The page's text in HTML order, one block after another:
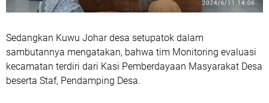
Sedangkan Kuwu Johar desa setupatok dalam
sambutannya mengatakan, bahwa tim Monitoring evaluasi
kecamatan terdiri dari Kasi Pemberdayaan Masyarakat Desa
beserta Staf, Pendamping Desa.